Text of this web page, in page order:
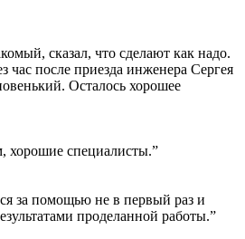
сказал, что сделают как надо.
час после приезда инженера Сергея
Осталось хорошее
хорошие специалисты.”
за помощью не в первый раз и
проделанной работы.”